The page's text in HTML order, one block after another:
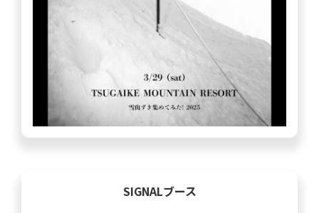
SIGNALブース